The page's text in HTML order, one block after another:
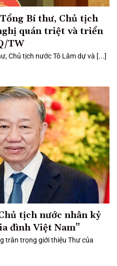
Bí thư, Chủ tịch
quán triệt và triển
TW
Chủ tịch nước Tô Lâm dự và [...]
tịch nước nhân kỷ
đình Việt Nam”
trân trọng giới thiệu Thư của